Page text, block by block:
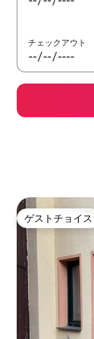
チェックアウト
ゲストチョイス
ゲストチョイス